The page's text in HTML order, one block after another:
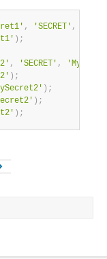
, 'SECRET' ,
) ;
, 'SECRET' ,
) ;
) ;
) ;
) ;